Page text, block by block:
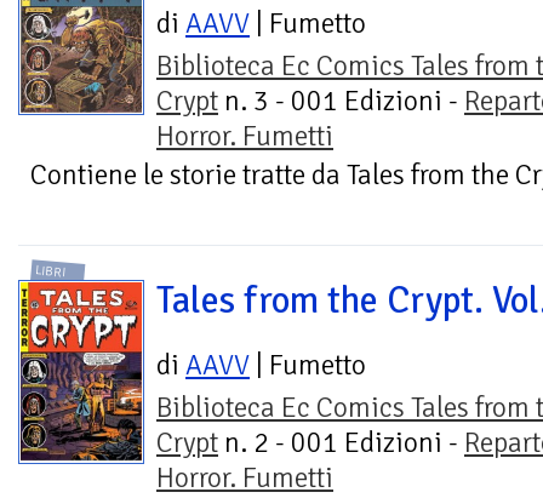
di AAVV | Fumetto
Biblioteca Ec Comics Tales from
Crypt n. 3 - 001 Edizioni -
Horror. Fumetti
Contiene le storie tratte da Tales from the
LIBRI
Tales from the Crypt.
di AAVV | Fumetto
Biblioteca Ec Comics Tales from
Crypt n. 2 - 001 Edizioni -
Horror. Fumetti